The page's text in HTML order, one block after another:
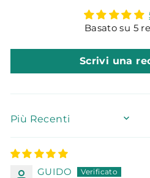
Basato su 5
Scrivi una
SORT BY
GUIDO